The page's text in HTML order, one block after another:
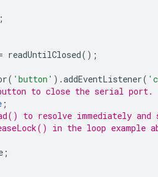
readUntilClosed();
( 'button' ).addEventListener(
to close the serial port.
;
to resolve immediately and
in the loop example
;